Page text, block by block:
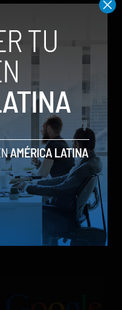
ayuda a tomar
en el mercado de